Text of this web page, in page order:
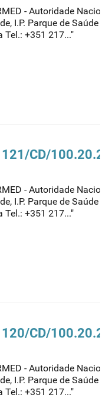
- Autoridade
I.P. Parque de Saúde
Tel.: +351 217..."
CD/
- Autoridade
I.P. Parque de Saúde
Tel.: +351 217..."
CD/
- Autoridade
I.P. Parque de Saúde
Tel.: +351 217..."